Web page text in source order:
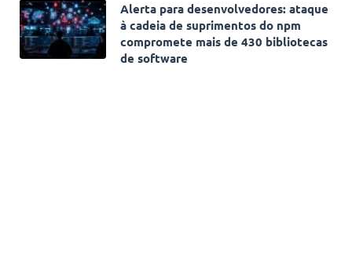
Alerta para desenvolvedores: ataque
à cadeia de suprimentos do npm
compromete mais de 430 bibliotecas
de software